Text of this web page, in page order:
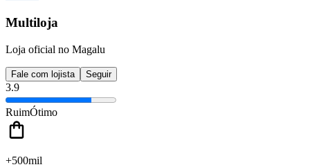
Multiloja
Loja oficial no Magalu
Fale com lojista Seguir
3.9
RuimÓtimo
+500mil